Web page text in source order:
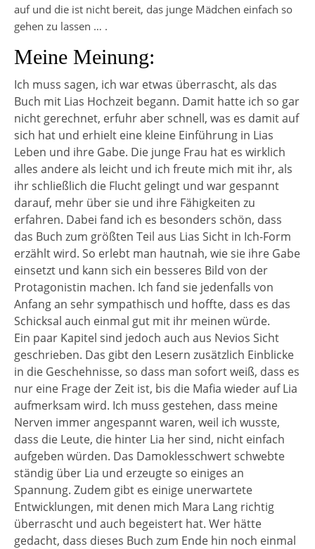
auf und die ist nicht bereit, das junge Mädchen einfach so
gehen zu lassen … .
Meine Meinung:
Ich muss sagen, ich war etwas überrascht, als das
Buch mit Lias Hochzeit begann. Damit hatte ich so gar
nicht gerechnet, erfuhr aber schnell, was es damit auf
sich hat und erhielt eine kleine Einführung in Lias
Leben und ihre Gabe. Die junge Frau hat es wirklich
alles andere als leicht und ich freute mich mit ihr, als
ihr schließlich die Flucht gelingt und war gespannt
darauf, mehr über sie und ihre Fähigkeiten zu
erfahren. Dabei fand ich es besonders schön, dass
das Buch zum größten Teil aus Lias Sicht in Ich-Form
erzählt wird. So erlebt man hautnah, wie sie ihre Gabe
einsetzt und kann sich ein besseres Bild von der
Protagonistin machen. Ich fand sie jedenfalls von
Anfang an sehr sympathisch und hoffte, dass es das
Schicksal auch einmal gut mit ihr meinen würde.
Ein paar Kapitel sind jedoch auch aus Nevios Sicht
geschrieben. Das gibt den Lesern zusätzlich Einblicke
in die Geschehnisse, so dass man sofort weiß, dass es
nur eine Frage der Zeit ist, bis die Mafia wieder auf Lia
aufmerksam wird. Ich muss gestehen, dass meine
Nerven immer angespannt waren, weil ich wusste,
dass die Leute, die hinter Lia her sind, nicht einfach
aufgeben würden. Das Damoklesschwert schwebte
ständig über Lia und erzeugte so einiges an
Spannung. Zudem gibt es einige unerwartete
Entwicklungen, mit denen mich Mara Lang richtig
überrascht und auch begeistert hat. Wer hätte
gedacht, dass dieses Buch zum Ende hin noch einmal